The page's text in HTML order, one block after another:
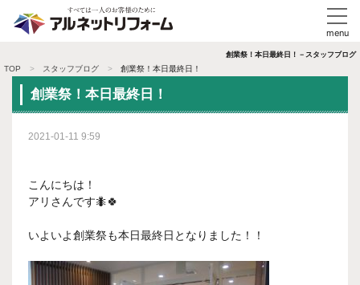
創業祭！本日最終日！－スタッフブログ
TOP スタッフブログ 創業祭！本日最終日！
創業祭！本日最終日！
2021-01-11 9:59
こんにちは！
アリさんです🐜🍀
いよいよ創業祭も本日最終日となりました！！